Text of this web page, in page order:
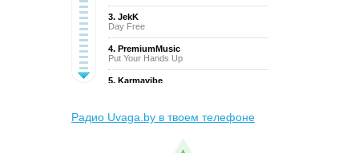
3. JekK
Day Free
4. PremiumMusic
Put Your Hands Up
5. Karmavibe
6. La Nueva Guardia
Dame Tiempo
7. Great White Buffalo
Радио Uvaga.by в твоем телефоне